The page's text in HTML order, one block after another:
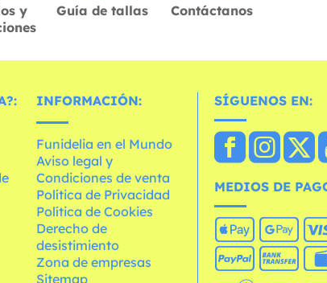
y
Guía de tallas Contáctanos
INFORMACIÓN:
Funidelia en el Mundo
Aviso legal y
Condiciones de venta
Política de Privacidad
Política de Cookies
Derecho de
desistimiento
Zona de empresas
Sitemap
SÍGUENOS EN:
MEDIOS DE